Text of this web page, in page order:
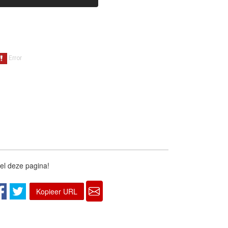
deze pagina!
Kopieer URL